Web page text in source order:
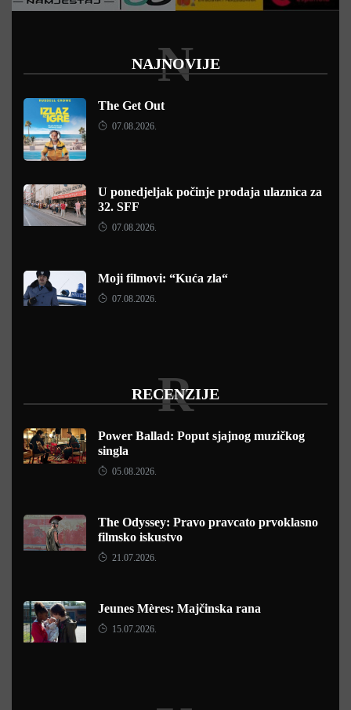
NAJNOVIJE
N
The Get Out
07.08.2026.
U ponedjeljak počinje prodaja ulaznica za
32. SFF
07.08.2026.
Moji filmovi: “Kuća zla“
07.08.2026.
RECENZIJE
R
Power Ballad: Poput sjajnog muzičkog
singla
05.08.2026.
The Odyssey: Pravo pravcato prvoklasno
filmsko iskustvo
21.07.2026.
Jeunes Mères: Majčinska rana
15.07.2026.